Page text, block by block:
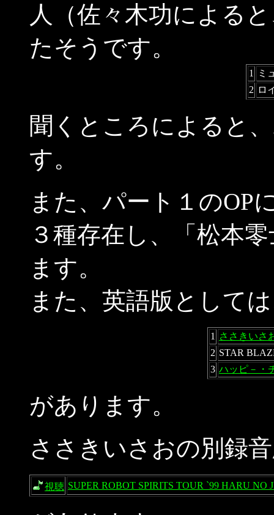
人（佐々木功による
たそうです。
1
ミ
2 ロ
聞くところによると
す。
また、パート１のOP
３種存在し、「 松本
ます。
また、英語版として
1
ささきいさ
2 STAR
3 ハッピ－・
があります。
ささきいさおの別録
視聴 SUPER ROBOT SPIRITS TOUR `99 HARU NO